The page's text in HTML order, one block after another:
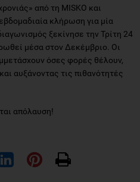
από τη MISKO και
κλήρωση για μία
ξεκίνησε την Τρίτη 24
μέσα στον Δεκέμβριο. Οι
όσες φορές θέλουν,
αυξάνοντας τις πιθανότητές
απόλαυση!